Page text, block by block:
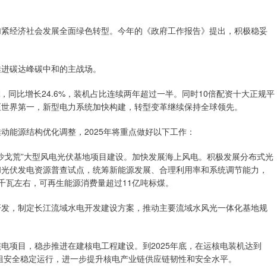
经济社会发展全面绿色转型。今年的《政府工作报告》提出，积极稳妥
碳达峰碳中和的主战场。
同比增长24.6%，装机占比连续两年超过一半。同时10倍配资十大正规平
界第一，新型电力系统加快构建，转型变革继续保持全球领先。
能源结构优化调整，2025年将重点做好以下工作：
荒”大型风电光伏基地项目建设。加快发展海上风电。积极发展分布式光
伏发电资源普查试点，统筹新能源发展、合理利用率和系统调节能力，
左右，可再生能源消费量超过11亿吨标煤。
，制定长江流域水电开发建设方案，推动主要流域水风光一体化基地规
项目，稳步推进在建核电工程建设。到2025年底，在运核电装机达到
全稳定运行，进一步提升核电产业链供应链韧性和安全水平。